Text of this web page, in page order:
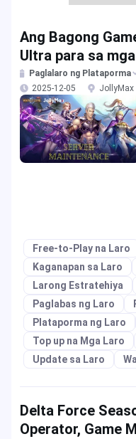
Ang Bagong
Ultra para sa
MMORPG sa
Paglalaro ng Plataporma
2025-12-05
JollyMax
Free-to-Play na Laro
Kaganapan sa Laro
Larong Estratehiya
Paglabas ng Laro
Plataporma ng Laro
Top up na Mga Laro
Update sa Laro
Delta Force
Operator, Game